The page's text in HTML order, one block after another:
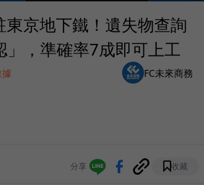
東京地下鐵！遺失物查詢
」，準確率7成即可上工
FC未來商務
分享 收藏